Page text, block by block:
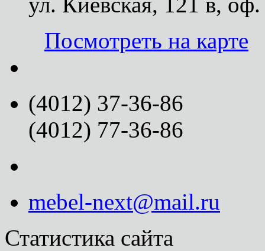
Посмотреть на карте
(4012) 37-36-86
(4012) 77-36-86
mebel-next@mail.ru
Статистика сайта